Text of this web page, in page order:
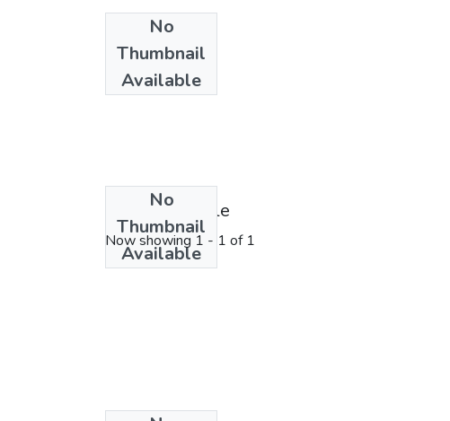
No
Thumbnail
Available
No
Thumbnail
Available
License bundle
Now showing 1 - 1 of 1